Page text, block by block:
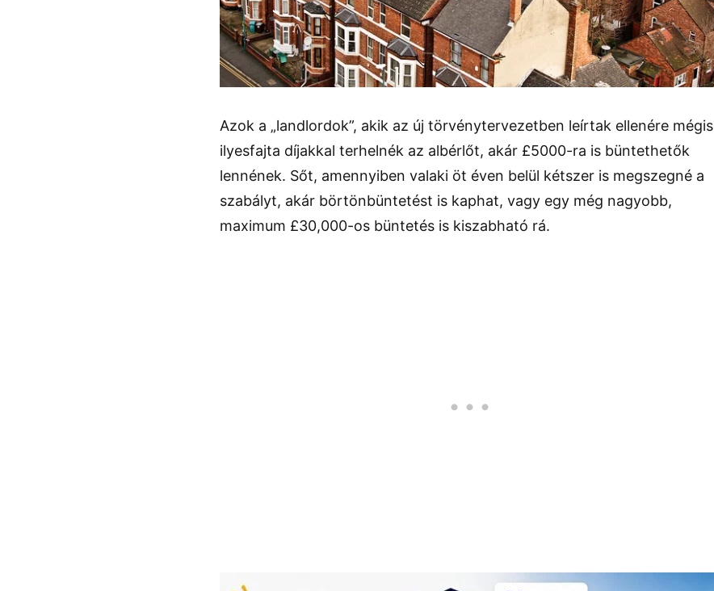
Azok a „landlordok”, akik az új törvénytervezetben leírtak ellenére mégis
ilyesfajta díjakkal terhelnék az albérlőt, akár £5000-ra is büntethetők
lennének. Sőt, amennyiben valaki öt éven belül kétszer is megszegné a
szabályt, akár börtönbüntetést is kaphat, vagy egy még nagyobb,
maximum £30,000-os büntetés is kiszabható rá.